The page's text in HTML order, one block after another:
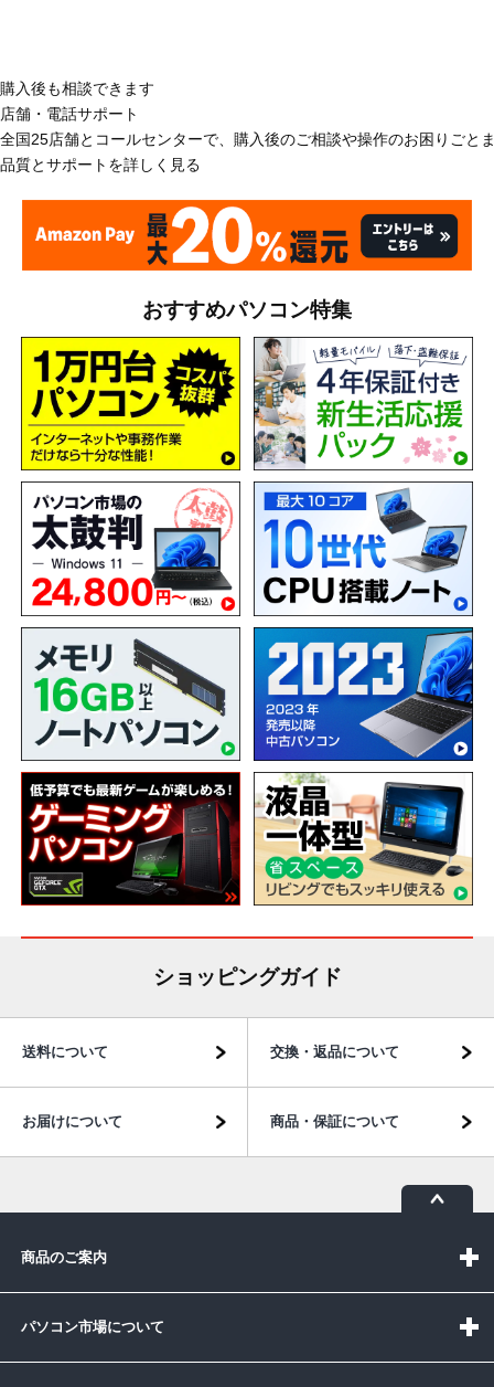
購入後も相談できます
店舗・電話サポート
全国25店舗とコールセンターで、購入後のご相談や操作のお困りごと
品質とサポートを詳しく見る
おすすめパソコン特集
ショッピングガイド
送料について 交換・返品について
お届けについて 商品・保証について
商品のご案内
パソコン市場について